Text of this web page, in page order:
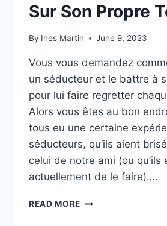
Sur Son Propre
By Ines Martin June 9, 2023
Vous vous demandez
un séducteur et le battre à
pour lui faire regretter
Alors vous êtes au bon
tous eu une certaine
séducteurs, qu’ils aient
celui de notre ami (ou qu’ils
actuellement de le faire)….
READ MORE VOICI